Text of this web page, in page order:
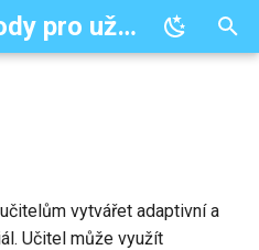
Moodle: návody pro uživatele
vytvářet adaptivní a
Učitel může využít